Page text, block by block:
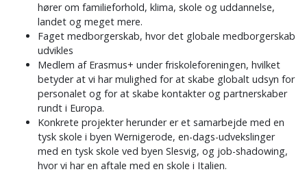
hører om familieforhold, klima, skole og uddannelse,
landet og meget mere.
Faget medborgerskab, hvor det globale medborgerskab
udvikles
Medlem af Erasmus+ under friskoleforeningen, hvilket
betyder at vi har mulighed for at skabe globalt udsyn for
personalet og for at skabe kontakter og partnerskaber
rundt i Europa.
Konkrete projekter herunder er et samarbejde med en
tysk skole i byen Wernigerode, en-dags-udvekslinger
med en tysk skole ved byen Slesvig, og job-shadowing,
hvor vi har en aftale med en skole i Italien.